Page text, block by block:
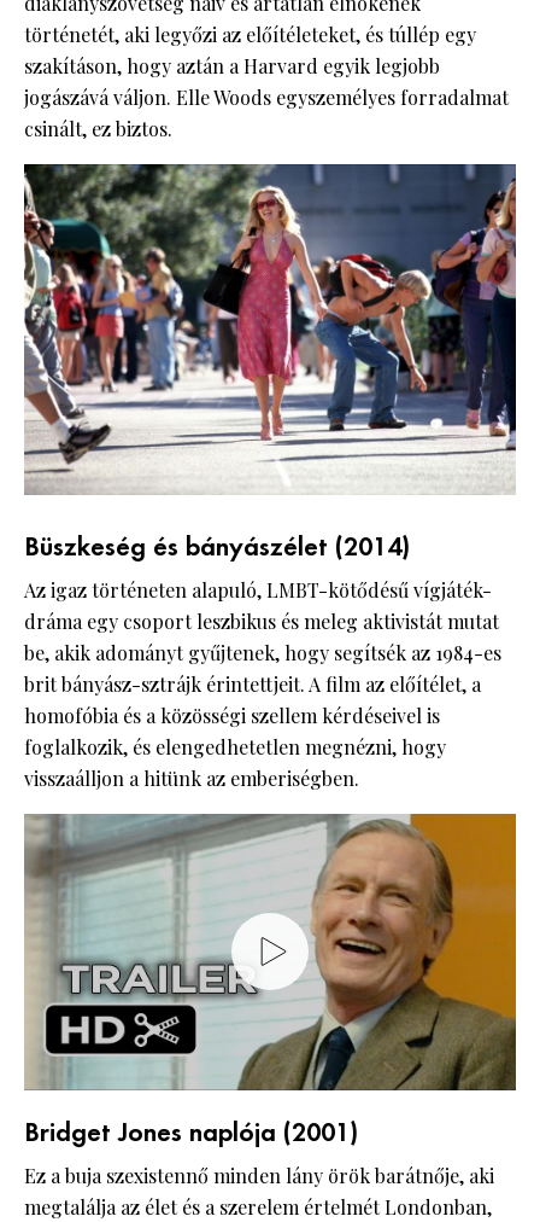
történetét, aki legyőzi az előítéleteket, és túllép egy
szakításon, hogy aztán a Harvard egyik legjobb
jogászává váljon. Elle Woods egyszemélyes forradalmat
csinált, ez biztos.
Büszkeség és bányászélet (2014)
Az igaz történeten alapuló, LMBT-kötődésű vígjáték-
dráma egy csoport leszbikus és meleg aktivistát mutat
be, akik adományt gyűjtenek, hogy segítsék az 1984-es
brit bányász-sztrájk érintettjeit. A film az előítélet, a
homofóbia és a közösségi szellem kérdéseivel is
foglalkozik, és elengedhetetlen megnézni, hogy
visszaálljon a hitünk az emberiségben.
Bridget Jones naplója (2001)
Ez a buja szexistennő minden lány örök barátnője, aki
megtalálja az élet és a szerelem értelmét Londonban,